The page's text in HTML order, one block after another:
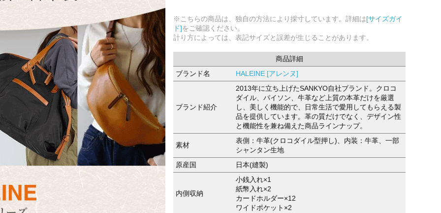
※こちらの商品は、独自の方法により採寸しています。詳細は[サイズガイ
ド]をご確認ください。
計り方によっては、表記サイズと誤差が生じることがあります。
商品詳細
ブランド名
HALEINE [アレンヌ]
ブランド紹介
2013年に立ち上げたSANKYO自社ブランド。クロコ
ダイル、パイソン、牛革など上質の本革だけを厳選
し、美しく機能的で、日常生活で愛用してもらえる製
品を提供しています。革の質だけでなく、デザイン性
と機能性を兼ね備えた商品ラインナップ。
素材
表側：牛革(クロコダイル型押し)、内装：牛革、一部
シャンタン生地
原産国
日本(縫製)
内側収納
小銭入れ×1
紙幣入れ×2
カードホルダー×12
ワイドポケット×2